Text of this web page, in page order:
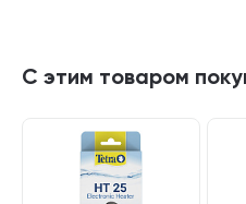
С этим товаром